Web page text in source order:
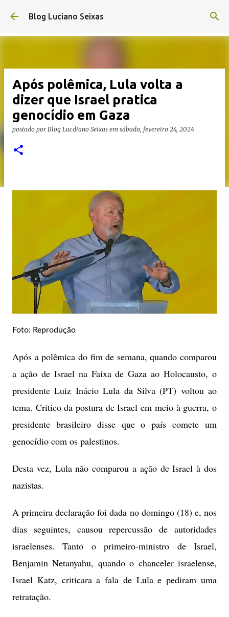
Pular para o conteúdo principal
Blog Luciano Seixas
Após polêmica, Lula volta a
dizer que Israel pratica
genocídio em Gaza
postado por Blog Lucdiano Seixas em sábado, fevereiro 24, 2024
Foto: Reprodução
Após a polêmica do fim de semana, quando comparou
a ação de Israel na Faixa de Gaza ao Holocausto, o
presidente Luiz Inácio Lula da Silva (PT) voltou ao
tema. Critico da postura de Israel em meio à guerra, o
presidente brasileiro disse que o país comete um
genocídio com os palestinos.
Desta vez, Lula não comparou a ação de Israel à dos
nazistas.
A primeira declaração foi dada no domingo (18) e, nos
dias seguintes, causou repercussão de autoridades
israelenses. Tanto o primeiro-ministro de Israel,
Benjamin Netanyahu, quando o chanceler israelense,
Israel Katz, criticara a fala de Lula e pediram uma
retratação.